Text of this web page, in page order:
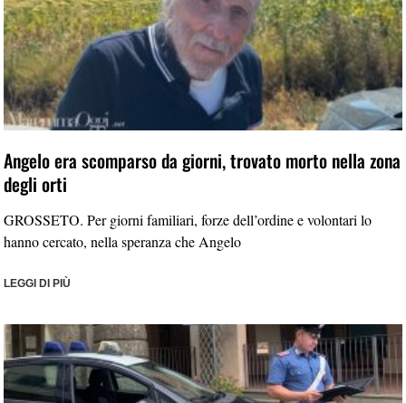
Angelo era scomparso da giorni, trovato morto nella zona
degli orti
GROSSETO. Per giorni familiari, forze dell’ordine e volontari lo
hanno cercato, nella speranza che Angelo
LEGGI DI PIÙ